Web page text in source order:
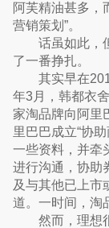
阿芙精油甚多，
营销策划”。
话虽如此，
了一番挣扎。
其实早在
年3月，韩都衣
家淘品牌向阿里
里巴巴成立“协
一些资料，并牵
进行沟通，协助
及与其他已上市
道。一时间，淘
然而，理想